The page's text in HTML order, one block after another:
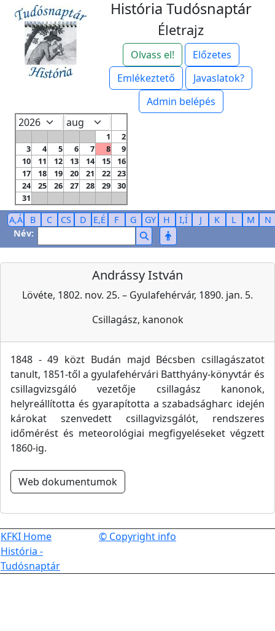
História Tudósnaptár
Életrajz
Olvass el!
Előzetes
Emlékeztető
Javaslatok?
Admin belépés
1
2
3
4 5 6 7 8
9
10
11 12 13 14 15
16
17
18 19 20 21 22
23
24
25 26 27 28 29
30
31
A,Á B C CS D E,É F G GY H I,Í J K L M
N
Név:
Andrássy István
Lövéte, 1802. nov. 25. – Gyulafehérvár, 1890. jan. 5.
Csillagász, kanonok
1848 - 49 közt Budán majd Bécsben csillagászatot
tanult, 1851-től a gyulafehérvári Batthyány-könyvtár és
csillagvizsgáló vezetője csillagász kanonok,
helyreállította és gyarapította a szabadságharc idején
károkat szenvedett csillagvizsgálót, rendszeres
időmérést és meteorológiai megfigyeléseket végzett
1860-ig.
Web dokumentumok
KFKI Home
História -
Tudósnaptár
© Copyright info